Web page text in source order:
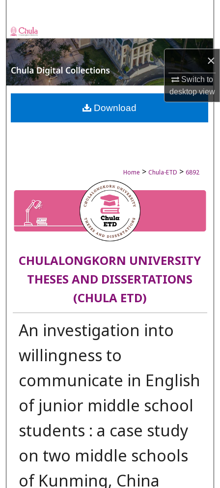
×
Switch to
desktopview
Browse Collections
My Account
About
Digital Commons Network™
Home > Chula-ETD > 6892
CHULALONGKORN UNIVERSITY
THESES AND DISSERTATIONS
(CHULA ETD)
An investigation into
willingness to
communicate in English
of junior middle school
students : a case study
on two middle schools
of Kunming, China
Download